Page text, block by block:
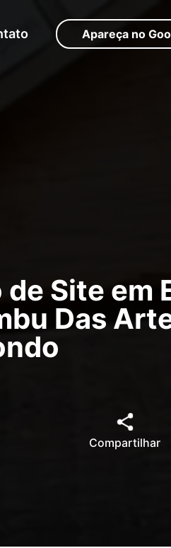
Apareça no
Site em
Das
Compartilhar